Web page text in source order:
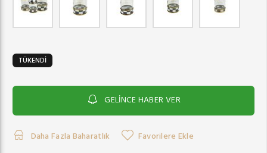
TÜKENDİ
GELİNCE HABER VER
Daha Fazla Baharatlık Favorilere Ekle